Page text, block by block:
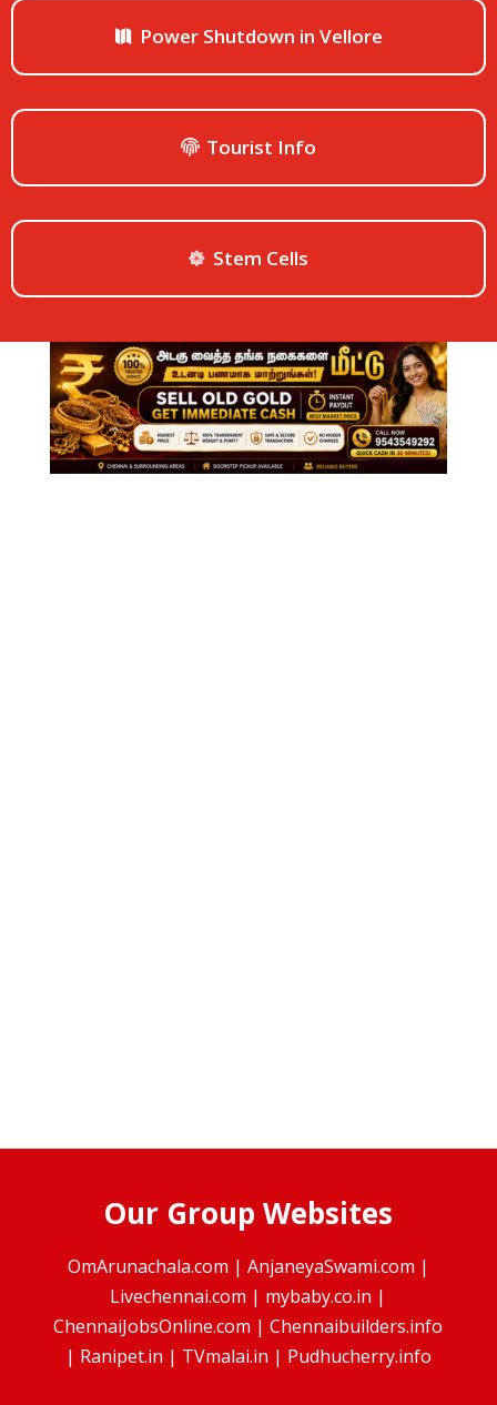
Power Shutdown in Vellore
Tourist Info
Stem Cells
Our Group Websites
OmArunachala.com | AnjaneyaSwami.com |
Livechennai.com | mybaby.co.in |
ChennaiJobsOnline.com |Chennaibuilders.info
| Ranipet.in | TVmalai.in | Pudhucherry.info